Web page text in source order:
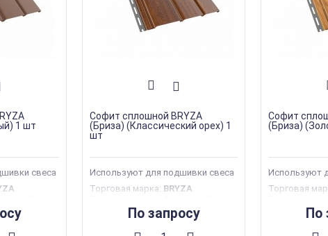
1 шт
свеса
:Польша
Софит сплошной BRYZA
(Бриза) (Классический орех) 1
шт
Используют для подшивки свеса
Торговая марка: BRYZA
Тип продукции:Софиты
Страна производства:Польша
305 мм
По запросу
Софит
(Бриза)
Используют
Торговая
Тип
Страна
305
По